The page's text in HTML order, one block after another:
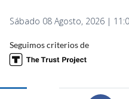
Sábado 08 Agosto, 2026 |
Seguimos criterios de